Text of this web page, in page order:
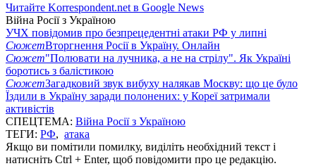
Читайте Korrespondent.net в Google News
Війна Росії з Україною
УЧХ повідомив про безпрецедентні атаки РФ у липні
СюжетВторгнення Росії в Україну. Онлайн
Сюжет"Полювати на лучника, а не на стрілу". Як Україні
боротись з балістикою
СюжетЗагадковий звук вибуху налякав Москву: що це було
Їздили в Україну заради полонених: у Кореї затримали
активістів
СПЕЦТЕМА: Війна Росії з Україною
ТЕГИ: РФ, атака
Якщо ви помітили помилку, виділіть необхідний текст і
натисніть Ctrl + Enter, щоб повідомити про це редакцію.